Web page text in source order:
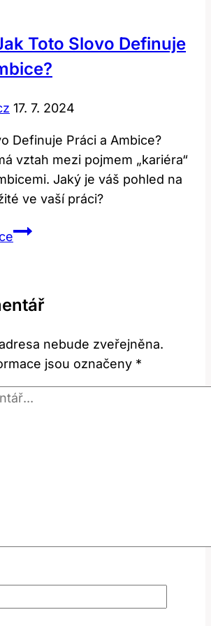
Toto Slovo Definuje
17. 7. 2024
Definuje Práci a Ambice?
vztah mezi pojmem „kariéra“
Jaký je váš pohled na
ve vaší práci?
Careers:
Definuje
a
Ambice?
nebude zveřejněna.
jsou označeny *